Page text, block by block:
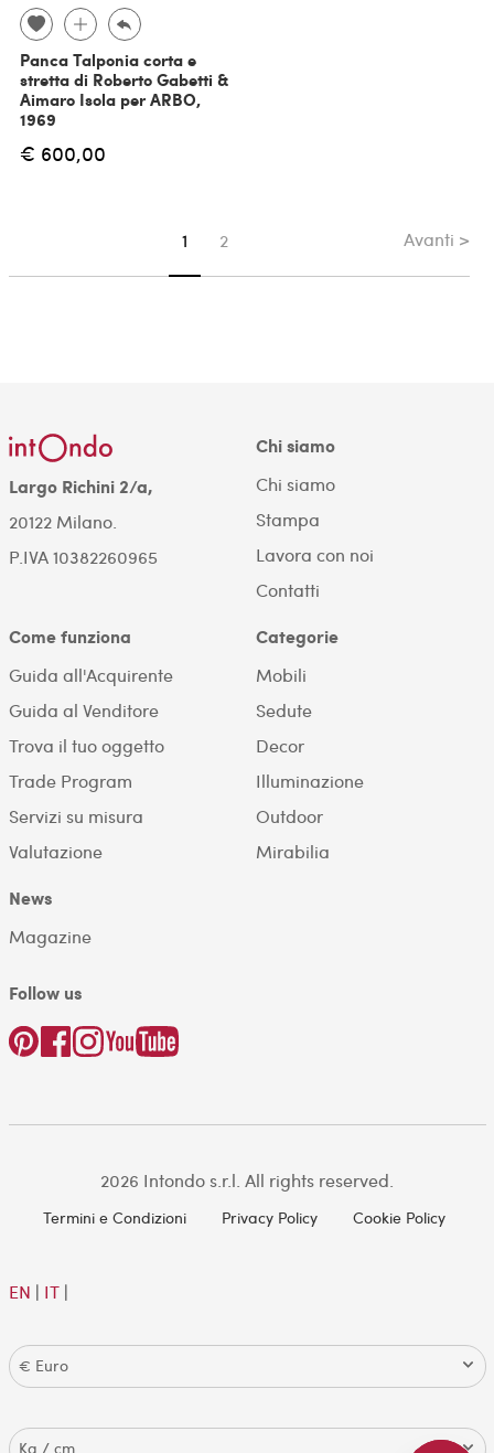
Panca Talponia corta e
stretta di Roberto Gabetti &
Aimaro Isola per ARBO,
1969
€ 600,00
Sei su pagina
1 2 Avanti >
Largo Richini 2/a,
20122 Milano.
P.IVA 10382260965
Chi siamo
Chi siamo
Stampa
Lavora con noi
Contatti
Come funziona
Guida all'Acquirente
Guida al Venditore
Trova il tuo oggetto
Trade Program
Servizi su misura
Valutazione
Categorie
Mobili
Sedute
Decor
Illuminazione
Outdoor
Mirabilia
News
Magazine
Follow us
2026 Intondo s.r.l. All rights reserved.
Termini e Condizioni Privacy Policy Cookie Policy
EN | IT|